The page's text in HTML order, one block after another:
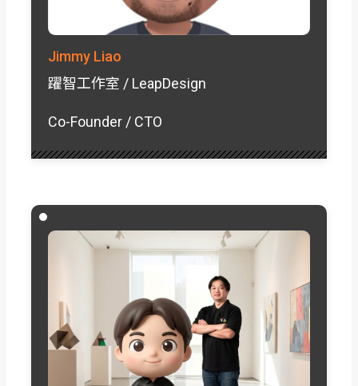
Jimmy Liao
躍智工作室 / LeapDesign
Co-Founder / CTO